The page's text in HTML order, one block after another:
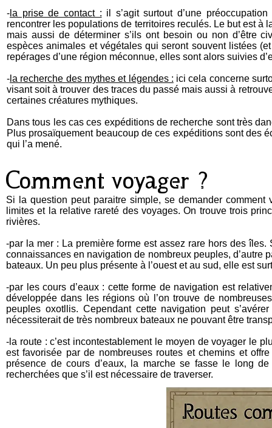
- la prise de contact : il s’agit surtout d’une
rencontrer les populations de territoires reculés. Le but est
mais aussi de déterminer s’ils ont besoin ou non d’être
espèces animales et végétales qui seront souvent listées
repérages d’une région méconnue, elles sont alors suivies
- la recherche des mythes et légendes : ici cela concerne
visant soit à trouver des traces du passé mais aussi à
certaines créatures mythiques.
Dans tous les cas ces expéditions de recherche sont très
Plus prosaïquement beaucoup de ces expéditions sont des
qui l’a mené.
Comment voyager ?
Si la question peut paraitre simple, se demander
limites et la relative rareté des voyages. On trouve trois
rivières.
-par la mer : La première forme est assez rare hors des
connaissances en navigation de nombreux peuples, d’autre
bateaux. Un peu plus présente à l’ouest et au sud, elle est
-par les cours d’eaux : cette forme de navigation est
développée dans les régions où l’on trouve de
peuples oxotllis. Cependant cette navigation peut
nécessiterait de très nombreux bateaux ne pouvant être
-la route : c’est incontestablement le moyen de voyager le
est favorisée par de nombreuses routes et chemins et
présence de cours d’eaux, la marche se fasse le long
recherchées que s’il est nécessaire de traverser.